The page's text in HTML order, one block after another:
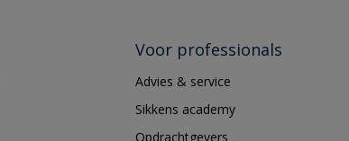
Voor professionals
Advies & service
Sikkens academy
Opdrachtgevers